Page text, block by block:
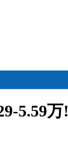
5.59万!